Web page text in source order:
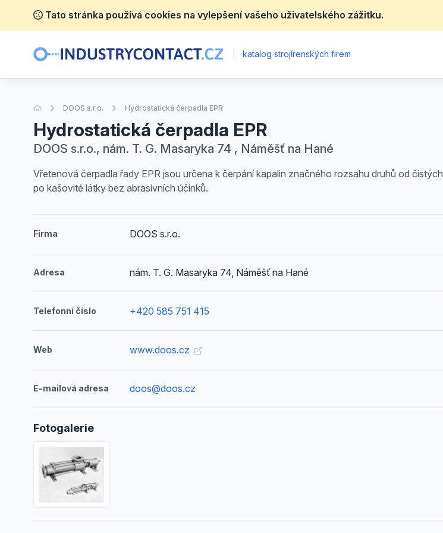
Tato stránka používá cookies na vylepšení vašeho uživatelského zážitku.
katalog strojírenských firem
Úvodní stránka
DOOS s.r.o. Hydrostatická čerpadla EPR
Hydrostatická čerpadla EPR
DOOS s.r.o., nám. T. G. Masaryka 74 , Náměšť na Hané
Vřetenová čerpadla řady EPR jsou určena k čerpání kapalin značného rozsahu druhů od
po kašovité látky bez abrasivních účinků.
Firma DOOS s.r.o.
Adresa nám. T. G. Masaryka 74, Náměšť na Hané
Telefonní číslo +420 585 751 415
Web www.doos.cz
E-mailová adresa doos@doos.cz
Fotogalerie